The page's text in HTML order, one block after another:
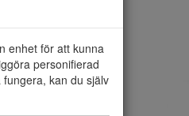
enhet för att kunna
personifierad
kan du själv